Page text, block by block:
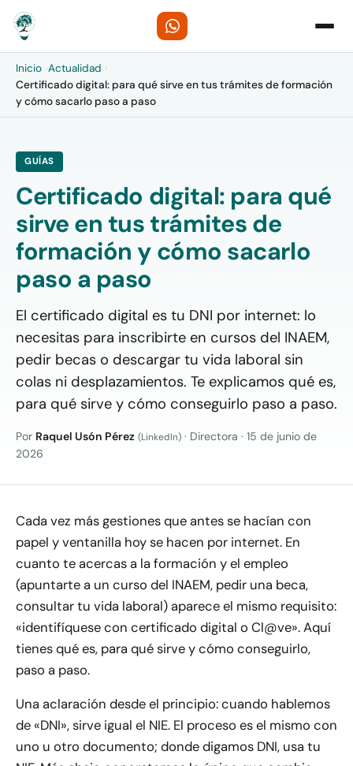
Inicio ›Actualidad ›
Certificado digital: para qué sirve en tus trámites de formación
y cómo sacarlo paso a paso
GUÍAS
Certificado digital: para qué
sirve en tus trámites de
formación y cómo sacarlo
paso a paso
El certificado digital es tu DNI por internet: lo
necesitas para inscribirte en cursos del INAEM,
pedir becas o descargar tu vida laboral sin
colas ni desplazamientos. Te explicamos qué es,
para qué sirve y cómo conseguirlo paso a paso.
Por Raquel Usón Pérez (LinkedIn) · Directora · 15 de junio de
2026
Cada vez más gestiones que antes se hacían con
papel y ventanilla hoy se hacen por internet. En
cuanto te acercas a la formación y el empleo
(apuntarte a un curso del INAEM, pedir una beca,
consultar tu vida laboral) aparece el mismo requisito:
«identifíquese con certificado digital o Cl@ve». Aquí
tienes qué es, para qué sirve y cómo conseguirlo,
paso a paso.
Una aclaración desde el principio: cuando hablemos
de «DNI», sirve igual el NIE. El proceso es el mismo con
uno u otro documento; donde digamos DNI, usa tu